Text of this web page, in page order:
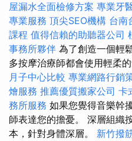
屋漏水全面檢修方案 專業牙
專業服務 頂尖SEO機構 台南
課程 值得信賴的助聽器公司
事務所夥伴 為了創造一個輕
多按摩治療師都會使用輕柔
月子中心比較 專業網路行銷
燴服務 推薦優質搬家公司 卡
務所服務 如果您覺得音樂幹
師表達您的擔憂。 深層組織
本，針對身體深層。 新竹撥